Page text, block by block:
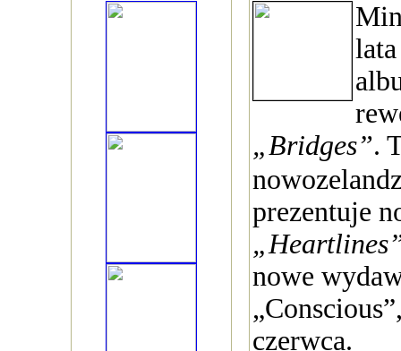
„Bridges”.
prezentuje
nowe
czerwca.